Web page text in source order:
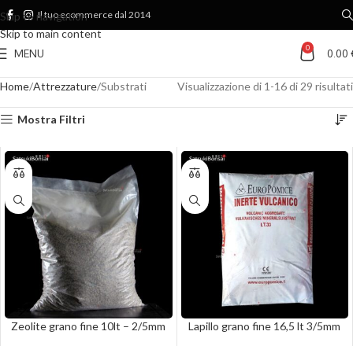
Skip to navigation
Skip to main content
Il tuo ecommerce dal 2014
MENU 0 0.00
Home Attrezzature Substrati Visualizzazione di 1-16 di 29 risultati
Mostra Filtri
Zeolite grano fine 10lt – 2/5mm Lapillo grano fine 16,5 lt 3/5mm